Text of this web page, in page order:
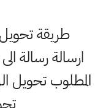
طريقة تحويل
المطلوب تحويل